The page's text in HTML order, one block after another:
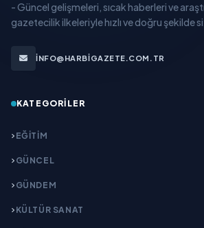
- Güncel gelişmeleri, sıcak haberleri ve
gazetecilik ilkeleriyle hızlı ve doğru şekilde
INFO@HARBIGAZETE.COM.TR
KATEGORILER
EĞITIM
GÜNCEL
GÜNDEM
KÜLTÜR SANAT